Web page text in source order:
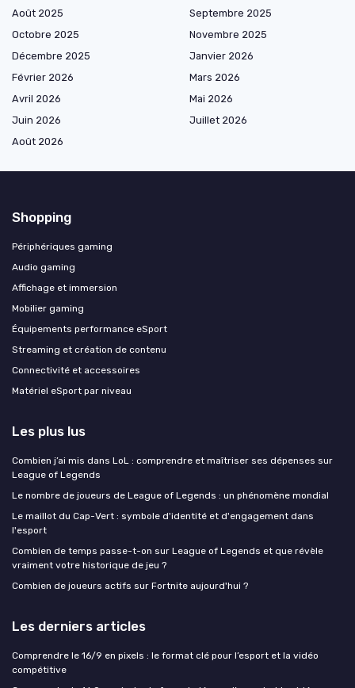
Août 2025
Septembre 2025
Octobre 2025
Novembre 2025
Décembre 2025
Janvier 2026
Février 2026
Mars 2026
Avril 2026
Mai 2026
Juin 2026
Juillet 2026
Août 2026
Shopping
Périphériques gaming
Audio gaming
Affichage et immersion
Mobilier gaming
Équipements performance eSport
Streaming et création de contenu
Connectivité et accessoires
Matériel eSport par niveau
Les plus lus
Combien j’ai mis dans LoL : comprendre et maîtriser ses dépenses sur
League of Legends
Le nombre de joueurs de League of Legends : un phénomène mondial
Le maillot du Cap-Vert : symbole d'identité et d'engagement dans
l'esport
Combien de temps passe-t-on sur League of Legends et que révèle
vraiment votre historique de jeu ?
Combien de joueurs actifs sur Fortnite aujourd'hui ?
Les derniers articles
Comprendre le 16/9 en pixels : le format clé pour l’esport et la vidéo
compétitive